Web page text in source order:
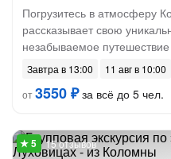
Погрузитесь в атмосферу
рассказывает свою
незабываемое путешествие
Завтра в 13:00
11 авг в 10:00
от3550 ₽за всё до 5 чел.
15 отзывов